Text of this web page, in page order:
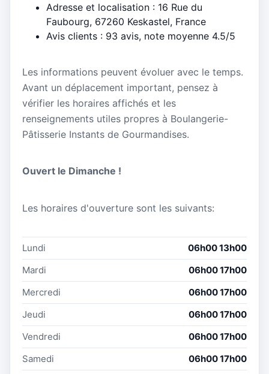
Adresse et localisation : 16 Rue du
Faubourg, 67260 Keskastel, France
Avis clients : 93 avis, note moyenne 4.5/5
Les informations peuvent évoluer avec le temps.
Avant un déplacement important, pensez à
vérifier les horaires affichés et les
renseignements utiles propres à Boulangerie-
Pâtisserie Instants de Gourmandises.
Ouvert le Dimanche !
Les horaires d'ouverture sont les suivants:
Lundi
06h00 13h00
Mardi
06h00 17h00
Mercredi
06h00 17h00
Jeudi
06h00 17h00
Vendredi
06h00 17h00
Samedi
06h00 17h00